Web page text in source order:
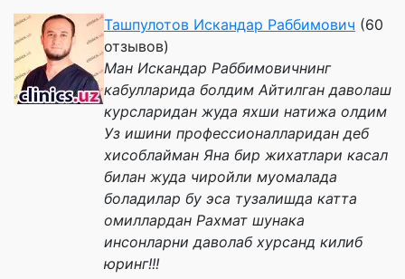
Ташпулотов Искандар Раббимович (60
отзывов)
Ман Искандар Раббимовичнинг
кабулларида болдим Айтилган даволаш
курсларидан жуда яхши натижа олдим
Уз ишини профессионалларидан деб
хисоблайман Яна бир жихатлари касал
билан жуда чиройли муомалада
боладилар бу эса тузалишда катта
омиллардан Рахмат шунака
инсонларни даволаб хурсанд килиб
юринг!!!